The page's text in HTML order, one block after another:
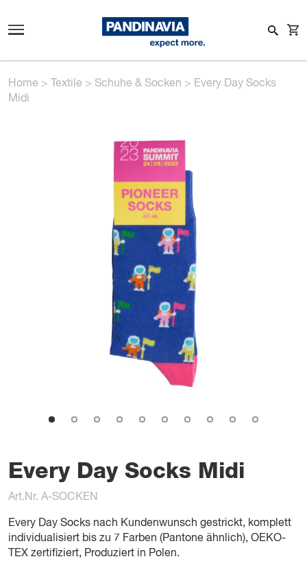
Home > Textile > Schuhe & Socken > Every Day Socks
Midi
Every Day Socks Midi
Art.Nr. A-SOCKEN
Every Day Socks nach Kundenwunsch gestrickt, komplett
individualisiert bis zu 7 Farben (Pantone ähnlich), OEKO-
TEX zertifiziert, Produziert in Polen.